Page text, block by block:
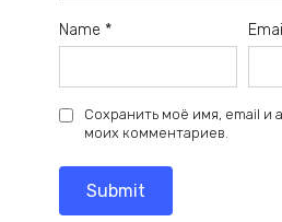
Name *
Сохранить моё имя, email и
моих комментариев.